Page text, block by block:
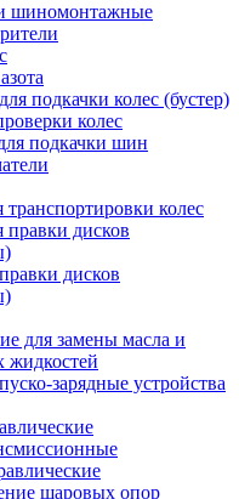
шиномонтажные
подкачки колес (бустер)
колес
подкачки шин
транспортировки колес
правки дисков
дисков
для замены масла и
жидкостей
зарядные устройства
шаровых опор